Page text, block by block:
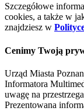
Szczegółowe
cookies, a także w
znajdziesz w
Cenimy Twoją
Urząd Miasta
Informatora
uwagę na
Prezentowana